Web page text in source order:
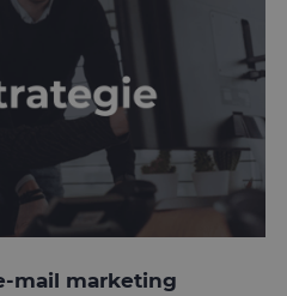
mail marketing